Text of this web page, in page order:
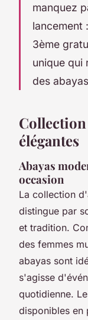
manquez
lancement
3ème
unique qui
des
Collection
élégantes
Abayas
occasion
La collection
distingue par
et tradition.
des femmes
abayas sont
s'agisse
quotidienne.
disponibles en